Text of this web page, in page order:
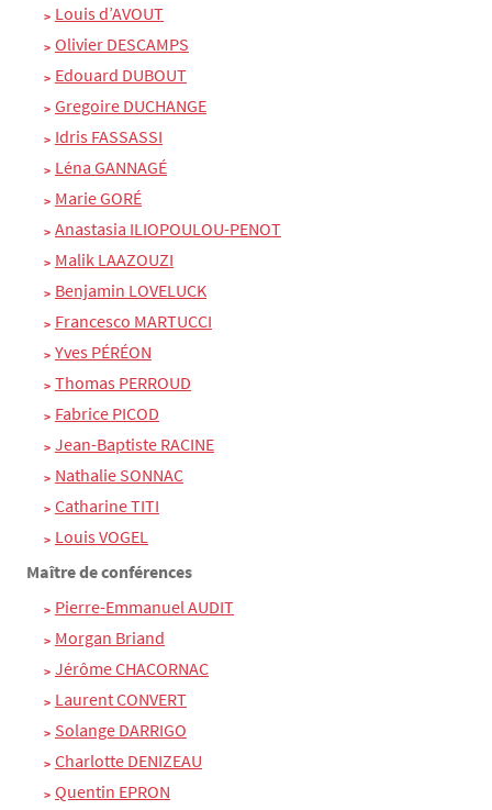
Louis d’AVOUT
Olivier DESCAMPS
Edouard DUBOUT
Gregoire DUCHANGE
Idris FASSASSI
Léna GANNAGÉ
Marie GORÉ
Anastasia ILIOPOULOU-PENOT
Malik LAAZOUZI
Benjamin LOVELUCK
Francesco MARTUCCI
Yves PÉRÉON
Thomas PERROUD
Fabrice PICOD
Jean-Baptiste RACINE
Nathalie SONNAC
Catharine TITI
Louis VOGEL
Maître de conférences
Pierre-Emmanuel AUDIT
Morgan Briand
Jérôme CHACORNAC
Laurent CONVERT
Solange DARRIGO
Charlotte DENIZEAU
Quentin EPRON